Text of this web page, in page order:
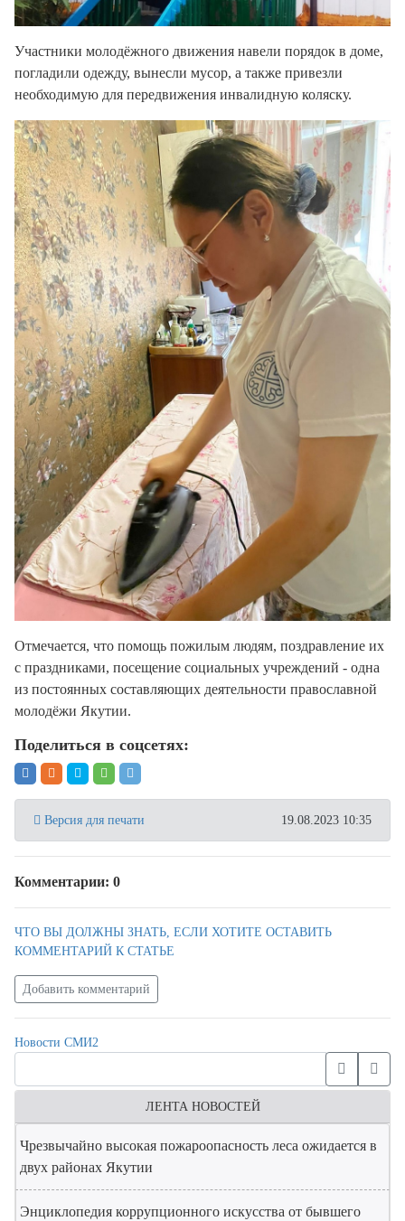
Участники молодёжного движения навели порядок в доме,
погладили одежду, вынесли мусор, а также привезли
необходимую для передвижения инвалидную коляску.
Отмечается, что помощь пожилым людям, поздравление их
с праздниками, посещение социальных учреждений - одна
из постоянных составляющих деятельности православной
молодёжи Якутии.
Поделиться в соцсетях:
Версия для печати 19.08.2023 10:35
Комментарии: 0
ЧТО ВЫ ДОЛЖНЫ ЗНАТЬ, ЕСЛИ ХОТИТЕ ОСТАВИТЬ
КОММЕНТАРИЙ К СТАТЬЕ
Добавить комментарий
Новости СМИ2
ЛЕНТА НОВОСТЕЙ
Чрезвычайно высокая пожароопасность леса ожидается в
двух районах Якутии
Энциклопедия коррупционного искусства от бывшего